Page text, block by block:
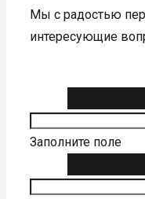
Мы с радостью
интересующие
Заполните поле